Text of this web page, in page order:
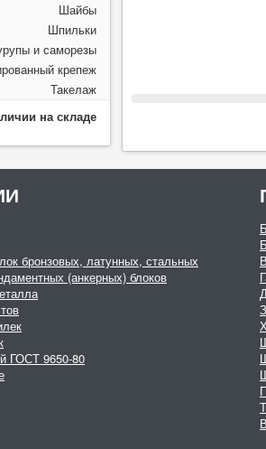
Шайбы
Шпильки
и саморезы
крепеж
Такелаж
на складе
бронзовых, латунных, стальных
(анкерных) блоков
ГОСТ 9650-80